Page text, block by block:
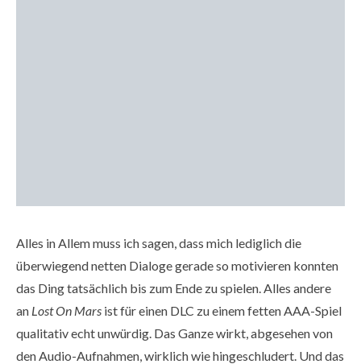
Alles in Allem muss ich sagen, dass mich lediglich die
überwiegend netten Dialoge gerade so motivieren konnten
das Ding tatsächlich bis zum Ende zu spielen. Alles andere
an Lost On Mars ist für einen DLC zu einem fetten AAA-Spiel
qualitativ echt unwürdig. Das Ganze wirkt, abgesehen von
den Audio-Aufnahmen, wirklich wie hingeschludert. Und das